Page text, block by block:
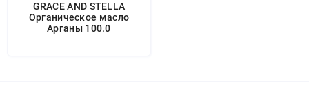
GRACE AND STELLA
Органическое масло
Арганы 100.0